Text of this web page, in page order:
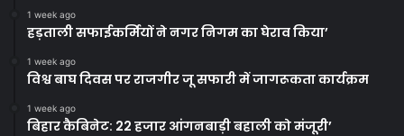
1 week ago
हड़ताली सफाईकर्मियों ने नगर निगम का घेराव किया’
1 week ago
विश्व बाघ दिवस पर राजगीर जू सफारी में जागरूकता कार्यक्रम
1 week ago
बिहार कैबिनेट: 22 हजार आंगनबाड़ी बहाली को मंजूरी’